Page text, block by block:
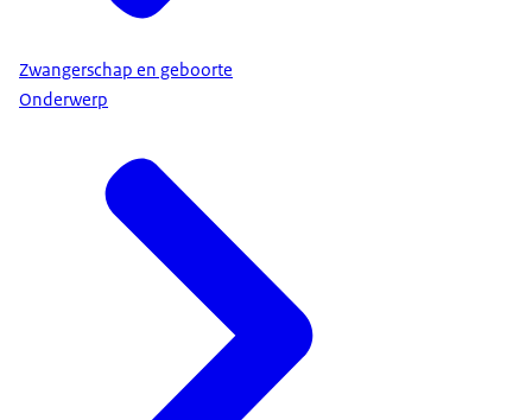
Zwangerschap en geboorte
Onderwerp